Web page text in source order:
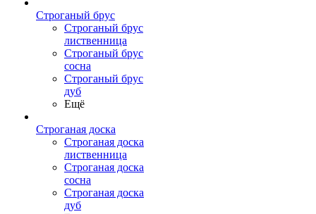
Строганый брус
Строганый брус
лиственница
Строганый брус
сосна
Строганый брус
дуб
Ещё
Строганая доска
Строганая доска
лиственница
Строганая доска
сосна
Строганая доска
дуб